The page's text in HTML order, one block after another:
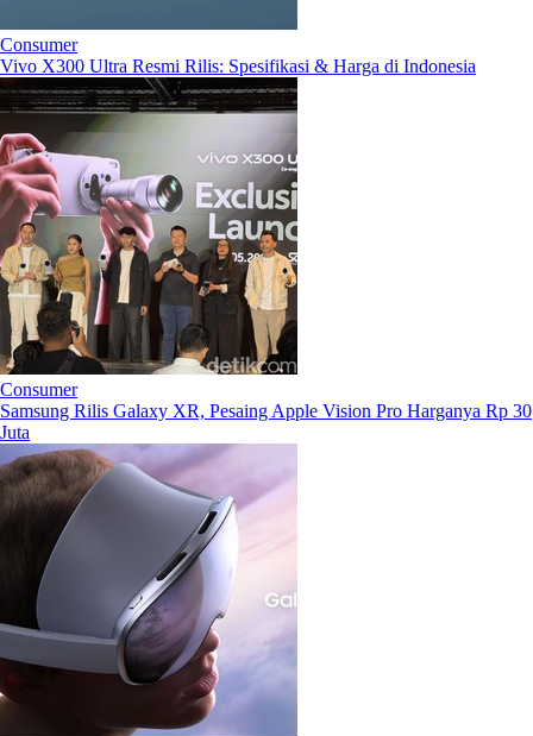
Consumer
Vivo X300 Ultra Resmi Rilis: Spesifikasi & Harga di Indonesia
Consumer
Samsung Rilis Galaxy XR, Pesaing Apple Vision Pro Harganya Rp 30
Juta